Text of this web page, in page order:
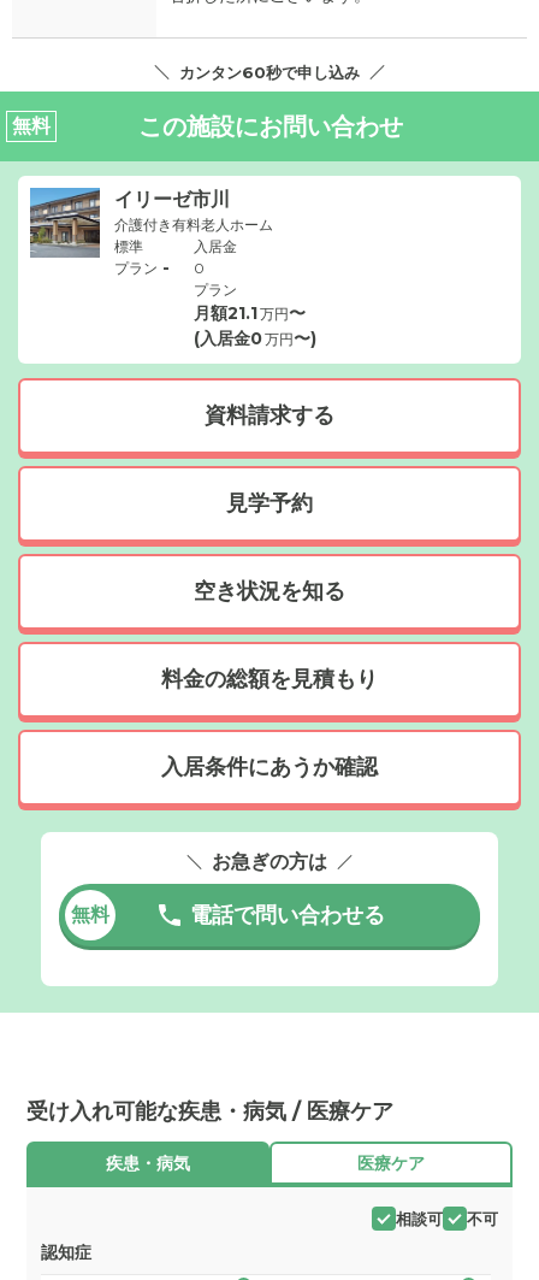
カンタン60秒で申し込み
無料 この施設にお問い合わせ
イリーゼ市川
介護付き有料老人ホーム
標準
プラン -
入居金
0
プラン
月額21.1万円〜
(入居金0万円〜)
資料請求する
見学予約
空き状況を知る
料金の総額を見積もり
入居条件にあうか確認
お急ぎの方は
無料 電話で問い合わせる
受け入れ可能な疾患・病気 / 医療ケア
疾患・病気 医療ケア
相談可 不可
認知症